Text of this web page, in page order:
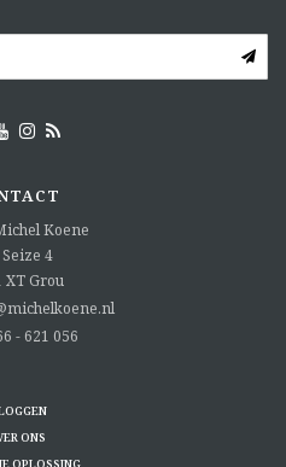
Koene
4
XT Grou
- 621 056
ONS
OPLOSSING